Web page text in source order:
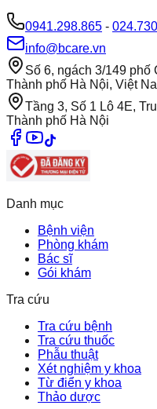
0941.298.865 -
info@bcare.vn
Số 6, ngách 3/149
Thành phố Hà Nội, Việt
Tầng 3, Số 1 Lô 4E,
Thành phố Hà Nội
Danh mục
Bệnh viện
Phòng khám
Bác sĩ
Gói khám
Tra cứu
Tra cứu bệnh
Tra cứu thuốc
Phẫu thuật
Xét nghiệm y khoa
Từ điển y khoa
Thảo dược